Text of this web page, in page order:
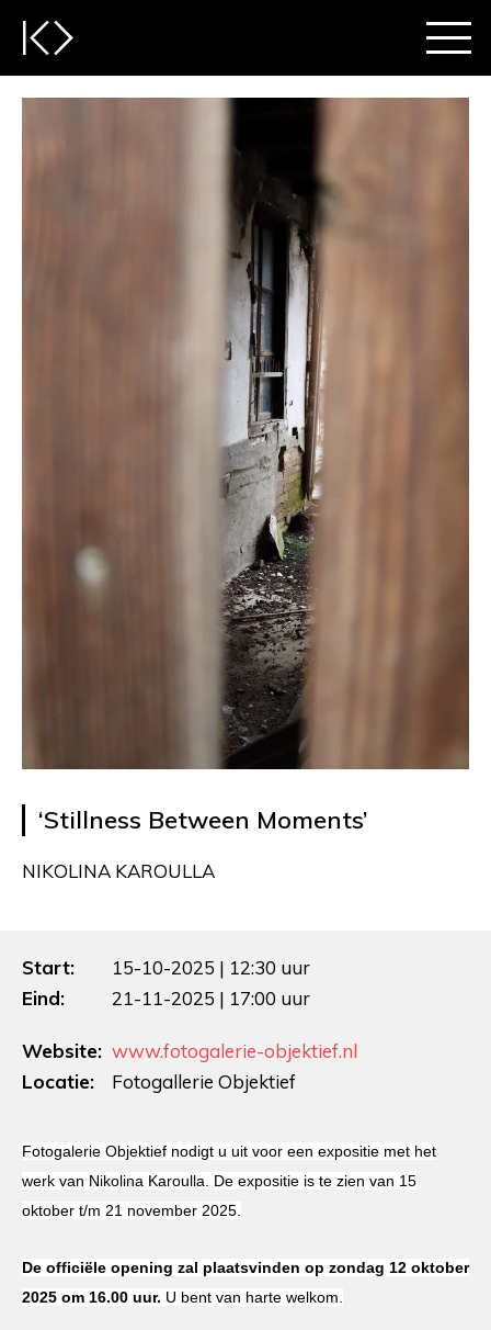
‘Stillness Between Moments’
NIKOLINA KAROULLA
Start:
15-10-2025 | 12:30 uur
Eind:
21-11-2025 | 17:00 uur
Website: www.fotogalerie-objektief.nl
Locatie:
Fotogallerie Objektief
Fotogalerie Objektief nodigt u uit voor een expositie met het
werk van Nikolina Karoulla. De expositie is te zien van 15
oktober t/m 21 november 2025.
De officiële opening zal plaatsvinden op zondag 12 oktober
2025 om 16.00 uur. U bent van harte welkom.